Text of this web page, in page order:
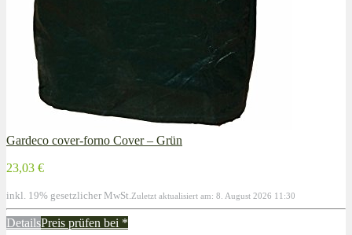
Gardeco cover-forno Cover – Grün
23,03 €
inkl. 19% gesetzlicher MwSt. Zuletzt aktualisiert am: 8. August 2026 11:30
DetailsPreis prüfen bei *